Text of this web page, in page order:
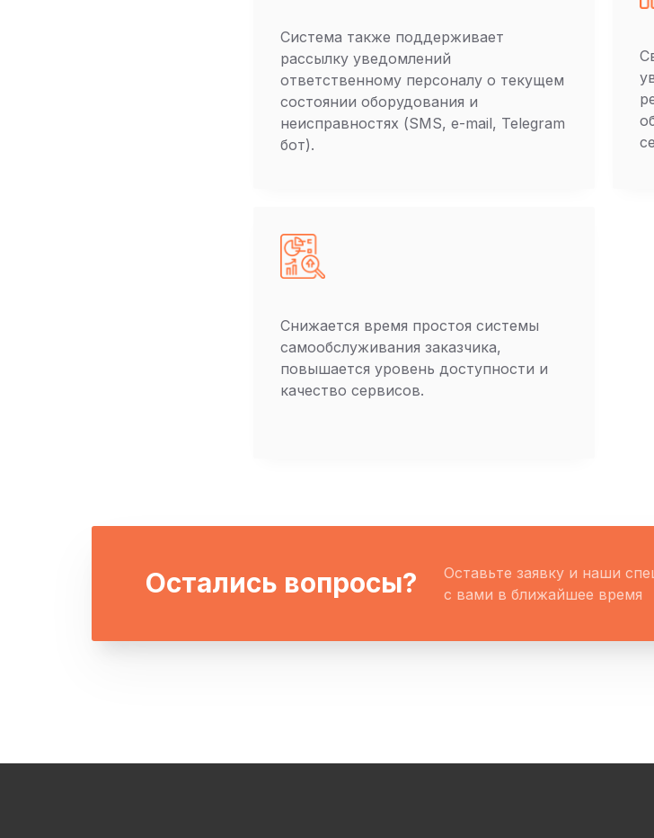
Система также поддерживает
рассылку уведомлений
ответственному персоналу о текущем
состоянии оборудования и
неисправностях (SMS, e-mail, Telegram
бот).
Снижается время простоя системы
самообслуживания заказчика,
повышается уровень доступности и
качество сервисов.
Остались вопросы?
Оставьте заявку и наши
с вами в ближайшее время